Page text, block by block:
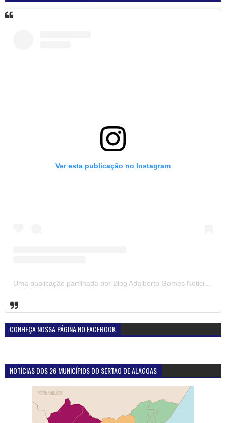
Ver esta publicação no Instagram
Uma publicação partilhada por Blog Adalberto Gomes Noticias (@blogadalbertogomesnoticiass)
CONHEÇA NOSSA PÁGINA NO FACEBOOK
NOTÍCIAS DOS 26 MUNICÍPIOS DO SERTÃO DE ALAGOAS